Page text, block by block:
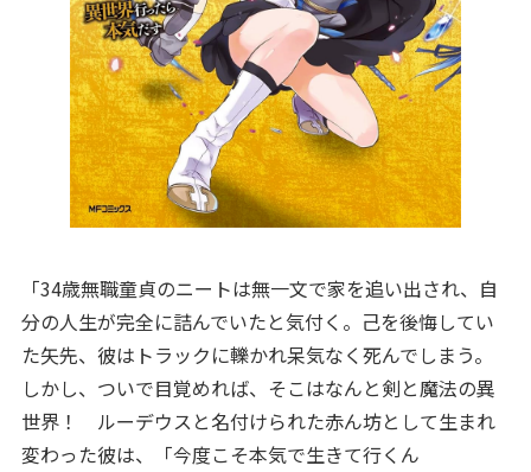
「34歳無職童貞のニートは無一文で家を追い出され、自
分の人生が完全に詰んでいたと気付く。己を後悔してい
た矢先、彼はトラックに轢かれ呆気なく死んでしまう。
しかし、ついで目覚めれば、そこはなんと剣と魔法の異
世界！ ルーデウスと名付けられた赤ん坊として生まれ
変わった彼は、「今度こそ本気で生きて行くん